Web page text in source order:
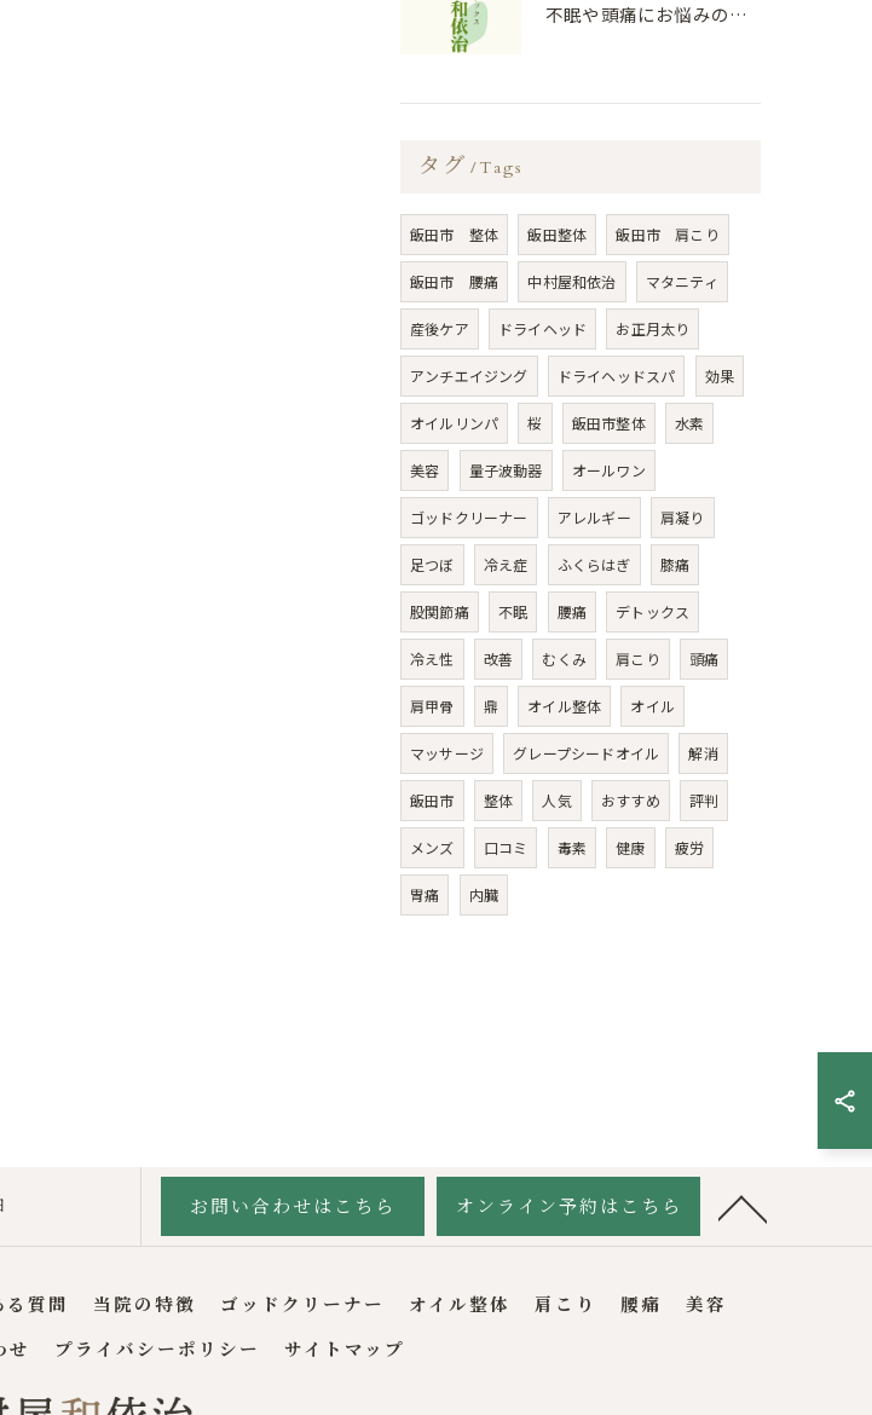
不眠や頭痛にお悩みの方必見！！｜お悩み改善なら中村屋和依治
タグ Tags
飯田市 整体 飯田整体 飯田市 肩こり
飯田市 腰痛 中村屋和依治 マタニティ
産後ケア ドライヘッド お正月太り
アンチエイジング ドライヘッドスパ 効果
オイルリンパ 桜 飯田市整体 水素
美容 量子波動器 オールワン
ゴッドクリーナー アレルギー 肩凝り
足つぼ 冷え症 ふくらはぎ 膝痛
股関節痛 不眠 腰痛 デトックス
冷え性 改善 むくみ 肩こり 頭痛
肩甲骨 鼎 オイル整体 オイル
マッサージ グレープシードオイル 解消
飯田市 整体 人気 おすすめ 評判
メンズ 口コミ 毒素 健康 疲労
胃痛 内臓
お問い合わせはこちら オンライン予約はこちら
る質問 当院の特徴 ゴッドクリーナー オイル整体 肩こり 腰痛
美容
せ プライバシーポリシー サイトマップ